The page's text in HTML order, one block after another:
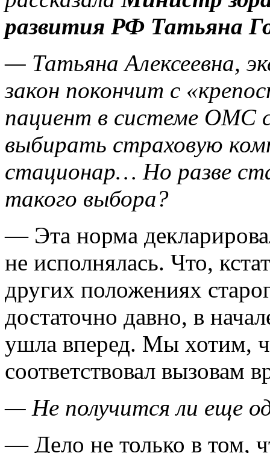
развития РФ Татьяна
— Татьяна Алексеевна,
закон покончит с
пациент в системе ОМС
выбирать страховую
стационар… Но разве
такого выбора?
— Эта норма
не исполнялась. Что,
других положениях
достаточно давно, в
ушла вперед. Мы хотим,
соответствовал вызовам
— Не получится ли еще
— Дело не только в том,